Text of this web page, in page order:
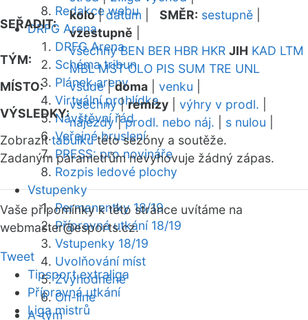
Redakce webu
DRFG Arena
DRFG Arena
Schéma tribun
Plánek areny
Virtuální prohlídka
Návštěvní řád
Veřejné bruslení
PRESS: pro novináře
Rozpis ledové plochy
Vstupenky
Permanentky 18/19
Přípravná utkání 18/19
Vstupenky 18/19
Uvolňování míst
Zvýhodněné
On-line
A-tým
SEŘADIT:
kolo|datum SMĚR: sestupně
vzestupně
TÝM:
všechny BEN BER HBR HKR JIH KAD LTM
MBL MST OLO PIS SUM TRE UNL
MÍSTO:
všude|doma venku
VÝSLEDKY:
všechny|remízy výhry v prodl.
nájezdy|prodl. nebo náj. s nulou
Zobrazittabulkutéto sezóny a soutěže.
Zadaným parametrům nevyhovuje žádný zápas.
Vaše připomínky k této stránce uvítáme na
webmaster@esports.cz.
Tweet
Tipsport extraliga
Přípravná utkání
Liga mistrů